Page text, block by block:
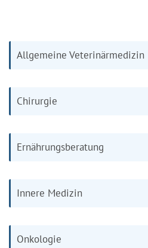
Allgemeine Veterinärmedizin
Chirurgie
Ernährungsberatung
Innere Medizin
Onkologie